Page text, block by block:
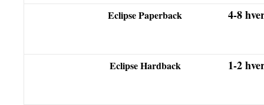
Eclipse Paperback 4-8
Eclipse Hardback 1-2